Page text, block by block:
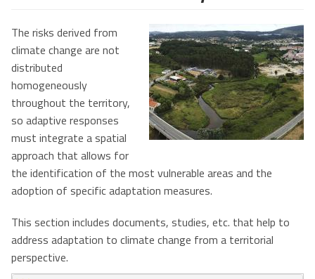
The risks derived from
climate change are not
distributed
homogeneously
throughout the territory,
so adaptive responses
must integrate a spatial
approach that allows for
the identification of the most vulnerable areas and the
adoption of specific adaptation measures.
This section includes documents, studies, etc. that help to
address adaptation to climate change from a territorial
perspective.